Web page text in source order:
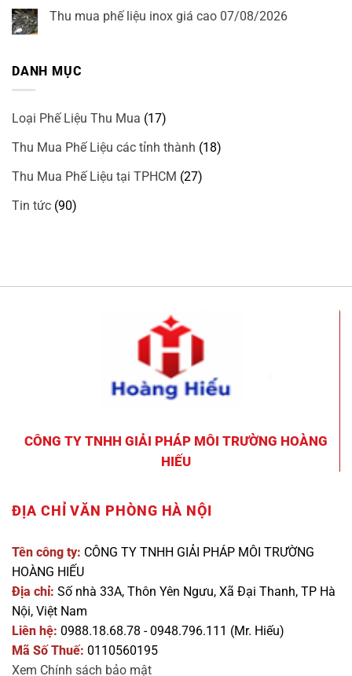
Trì
sách
website
phelieugiacaonhat.vn
bình
luận
kiện
liệu
điện
Thu mua phế liệu inox giá cao 07/08/2026
liệu
inox
cao
07/08/2026
DANH MỤC
Loại Phế Liệu Thu Mua (17)
Thu Mua Phế Liệu các tỉnh thành (18)
Thu Mua Phế Liệu tại TPHCM (27)
Tin tức (90)
CÔNG TY TNHH GIẢI PHÁP MÔI TRƯỜNG HOÀNG
HIẾU
ĐỊA CHỈ VĂN PHÒNG HÀ NỘI
Tên công ty: CÔNG TY TNHH GIẢI PHÁP MÔI TRƯỜNG
HOÀNG HIẾU
Địa chỉ: Số nhà 33A, Thôn Yên Ngưu, Xã Đại Thanh, TP Hà
Nội, Việt Nam
Liên hệ: 0988.18.68.78 - 0948.796.111 (Mr. Hiếu)
Mã Số Thuế: 0110560195
Xem Chính sách bảo mật